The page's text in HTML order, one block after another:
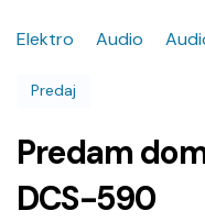
Elektro Audio
Predaj
Predam
DCS-590